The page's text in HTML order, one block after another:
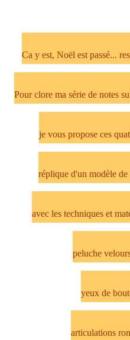
Ca y est, Noël est passé...
Pour clore ma série de notes
je vous propose ces
réplique d'un modèle
avec les techniques et
peluche
yeux de
articulations